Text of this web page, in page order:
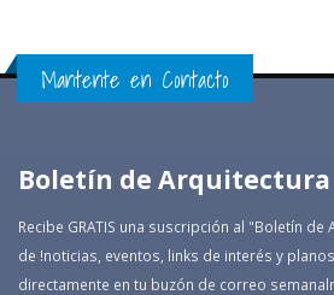
Mantente en Contacto
Boletín de Arquitectura
Recibe GRATIS una suscripción al "Boletín
de !noticias, eventos, links de interés y
directamente en tu buzón de correo